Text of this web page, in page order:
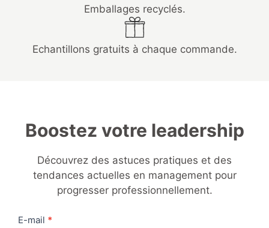
Emballages recyclés.
Echantillons gratuits à chaque commande.
Boostez votre leadership
Découvrez des astuces pratiques et des
tendances actuelles en management pour
progresser professionnellement.
Contact
E-mail *